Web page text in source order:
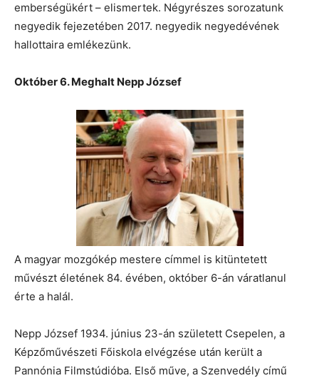
emberségükért – elismertek. Négyrészes sorozatunk
negyedik fejezetében 2017. negyedik negyedévének
hallottaira emlékezünk.
Október 6. Meghalt Nepp József
A magyar mozgókép mestere címmel is kitüntetett
művészt életének 84. évében, október 6-án váratlanul
érte a halál.
Nepp József 1934. június 23-án született Csepelen, a
Képzőművészeti Főiskola elvégzése után került a
Pannónia Filmstúdióba. Első műve, a Szenvedély című